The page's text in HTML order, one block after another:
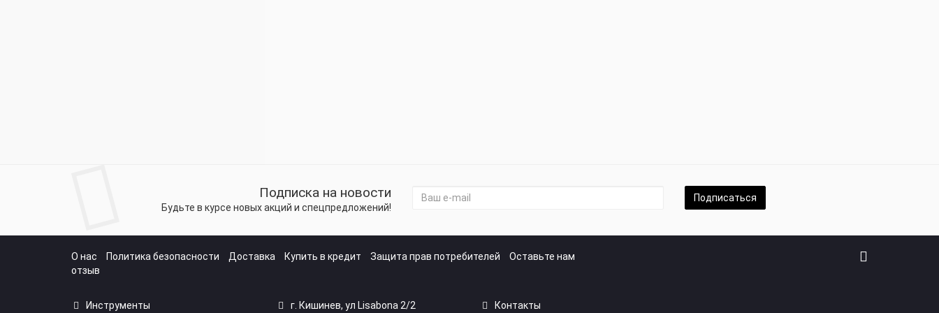
Подписка на новости
Будьте в курсе новых акций и спецпредложений!
Подписаться
О нас Политика безопасности Доставка Купить в кредит Защита прав потребителей
Оставьте нам
отзыв
Инструменты г. Кишинев, ул Lisabona 2/2 Контакты